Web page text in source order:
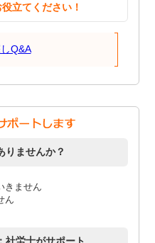
立てください！
Q&A
りませんか？
きません
ん